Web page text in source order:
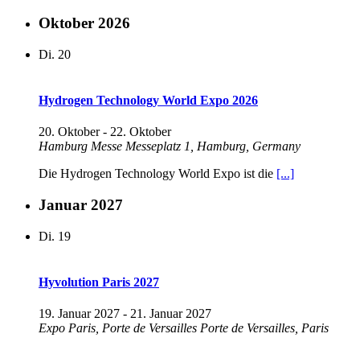
Oktober 2026
Di. 20
Hydrogen Technology World Expo 2026
20. Oktober- 22. Oktober
Hamburg Messe Messeplatz 1, Hamburg, Germany
Die Hydrogen Technology World Expo ist die [...]
Januar 2027
Di. 19
Hyvolution Paris 2027
19. Januar 2027 - 21. Januar 2027
Expo Paris, Porte de Versailles Porte de Versailles, Paris